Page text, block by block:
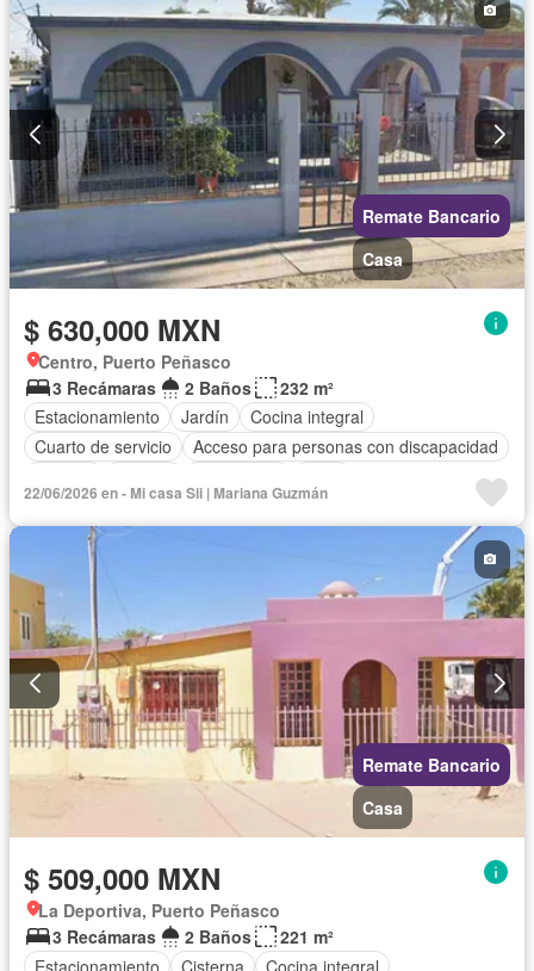
Parcialmente amueblado
Remate Bancario
Casa
$ 630,000 MXN
Centro, Puerto Peñasco
3 Recámaras
2 Baños
232 m²
Estacionamiento
Jardín
Cocina integral
Cuarto de servicio
Acceso para personas con discapacidad
Cuarto de Limpieza
Televisión por cable
Zonas verdes
Recámara con closet
Conserje
Sin amueblar
22/06/2026 en - Mi casa Sii | Mariana Guzmán
Remate Bancario
Casa
$ 509,000 MXN
La Deportiva, Puerto Peñasco
3 Recámaras
2 Baños
221 m²
Estacionamiento
Cisterna
Cocina integral